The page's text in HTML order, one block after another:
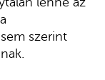
szerint